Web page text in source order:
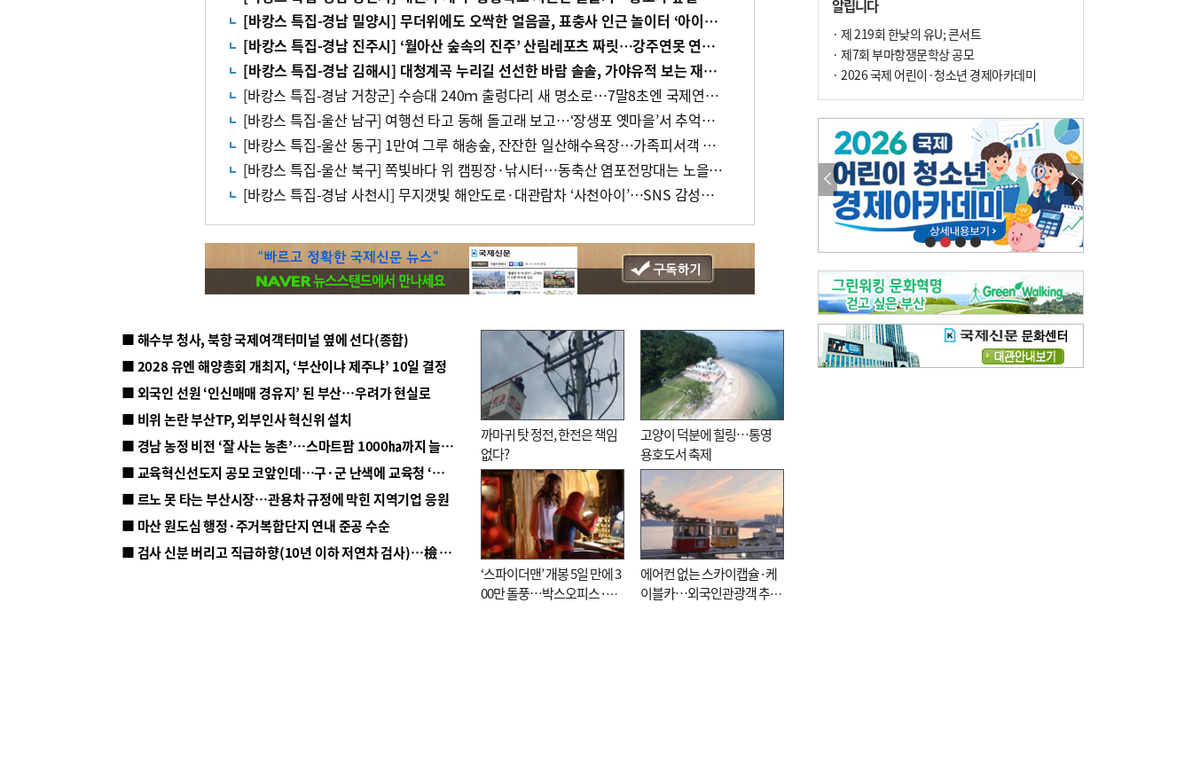
[바캉스 특집-경남 밀양시] 무더위에도 오싹한 얼음골, 표충사 인근 놀이터 ‘아이들 천국’
[바캉스 특집-경남 진주시] ‘월아산 숲속의 진주’ 산림레포츠 짜릿…강주연못 연꽃 장관
[바캉스 특집-경남 김해시] 대청계곡 누리길 선선한 바람 솔솔, 가야유적 보는 재미도 쏠쏠
[바캉스 특집-경남 거창군] 수승대 240ｍ 출렁다리 새 명소로…7말8초엔 국제연극 삼매경
[바캉스 특집-울산 남구] 여행선 타고 동해 돌고래 보고…‘장생포 옛마을’서 추억에 잠기고
[바캉스 특집-울산 동구] 1만여 그루 해송숲, 잔잔한 일산해수욕장…가족피서객 안성맞춤
[바캉스 특집-울산 북구] 쪽빛바다 위 캠핑장·낚시터…동축산 염포전망대는 노을 뷰 압권
[바캉스 특집-경남 사천시] 무지갯빛 해안도로·대관람차 ‘사천아이’…SNS 감성샷 맛집이네
■ 해수부 청사, 북항 국제여객터미널 옆에 선다(종합)
■ 2028 유엔 해양총회 개최지, ‘부산이냐 제주냐’ 10일 결정
■ 외국인 선원 ‘인신매매 경유지’ 된 부산…우려가 현실로
■ 비위 논란 부산TP, 외부인사 혁신위 설치
■ 경남 농정 비전 ‘잘 사는 농촌’…스마트팜 1000㏊까지 늘린다
■ 교육혁신선도지 공모 코앞인데…구·군 난색에 교육청 ‘쩔쩔’
■ 르노 못 타는 부산시장…관용차 규정에 막힌 지역기업 응원
■ 마산 원도심 행정·주거복합단지 연내 준공 수순
■ 검사 신분 버리고 직급하향(10년 이하 저연차 검사)…檢 중수청행 기피
까마귀 탓 정전, 한전은 책임
없다?
고양이 덕분에 힐링…통영
용호도서 축제
‘스파이더맨’ 개봉 5일 만에 3
00만 돌풍…박스오피스·예
에어컨 없는 스카이캡슐·케
이블카…외국인관광객 추억
윤화정의 한방 이야기
냉기 직접 닿으면 ‘구안와사’ 위험
의료 다이제스트[전체보기]
환자경험평가 지역 1위·전국 2위 外
이유림의 한방 이야기[전체보기]
한방치료, 통증 관리의 새 해법
정영자 시민기자의 웰니스 [전체보기]
습한 여름…몸 깨우는 ‘순환 처방전’
자연·쉼에서 찾는 ‘웰니스 처방전’
조성우의 한방 이야기[전체보기]
봄의 설렘보다 먼저 내 몸의 달램
진료실에서[전체보기]
B형 간염은 ‘간암 시한폭탄’…비활동기 환자도 꼭 6개월 주기 검사
최수지의 한방 이야기 [전체보기]
‘생리 안 해서 편하다’는 위험한 착각
알립니다
· 제 219회 한낮의 유U; 콘서트
· 제7회 부마항쟁문학상 공모
· 2026 국제 어린이·청소년 경제아카데미